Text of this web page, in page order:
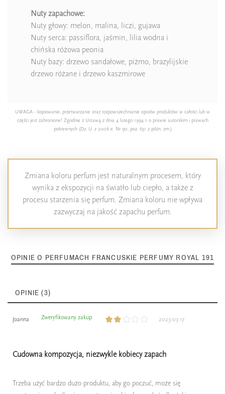
Nuty zapachowe:
Nuty głowy: melon, malina, liczi, gujawa
Nuty serca: passiflora, jaśmin, lilia wodna i
chińska różowa peonia
Nuty bazy: drzewo sandałowe, piżmo, brazylijskie
drzewo różane i drzewo kaszmirowe
UWAGA - kopiowanie, przetwarzanie oraz rozpowszechnianie opisów produktów w całości lub w
części jest zabronione! Zgodnie z Ustawą z dnia 4 lutego 1994 r. o prawie autorskim i prawach
pokrewnych (Dz. U. z 2006 e. Nr 90, poz. 631 z późn. zm.)
Zmiana koloru perfum jest naturalnym procesem, który
wynika z ekspozycji na światło lub ciepło, a także z
procesu starzenia się perfum. Zmiana koloru nie wpływa
zazwyczaj na jakość zapachu perfum.
OPINIE O PERFUMACH FRANCUSKIE PERFUMY ROYAL 191
OPINIE (3)
Joanna Zweryfikowany zakup 2023-03-17
Cudowna kompozycja, niezwykle kobiecy zapach
Trzeba użyć bardzo dużo produktu, aby go poczuć, może się